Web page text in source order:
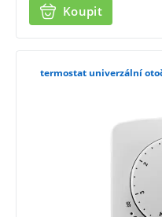
Koupit
termostat univerzální